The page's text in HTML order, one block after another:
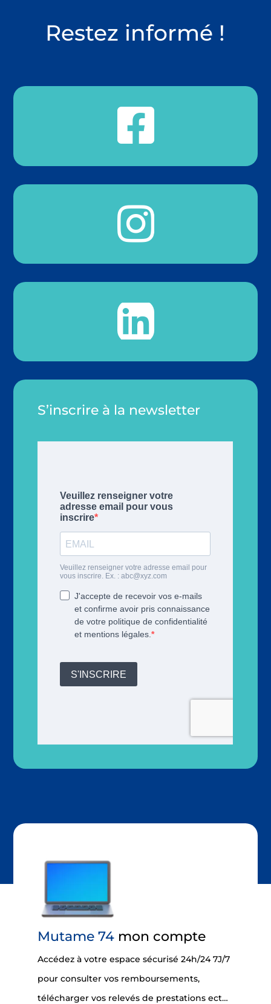
Restez informé !



S’inscrire à la newsletter
Mutame 74 mon compte
Accédez à votre espace sécurisé 24h/24 7J/7
pour consulter vos remboursements,
télécharger vos relevés de prestations ect…